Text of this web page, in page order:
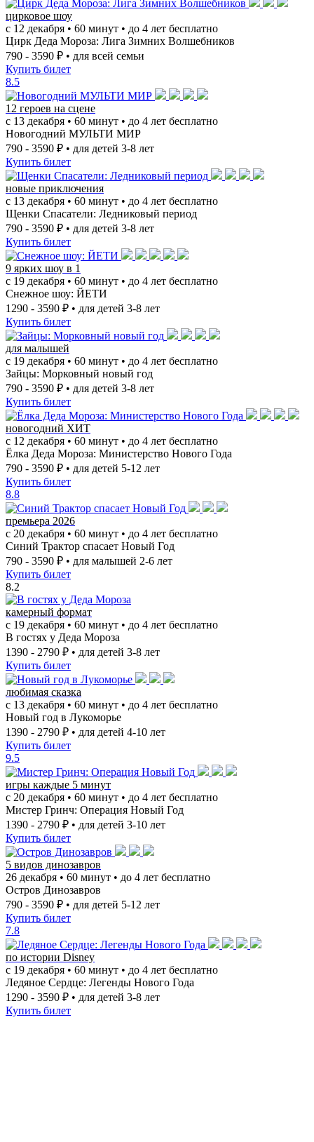
цирковое шоу
с 12 декабря • 60 минут • до 4 лет бесплатно
Цирк Деда Мороза: Лига Зимних Волшебников
790 - 3590 ₽ • для всей семьи
Купить билет
8.5
12 героев на сцене
с 13 декабря • 60 минут • до 4 лет бесплатно
Новогодний МУЛЬТИ МИР
790 - 3590 ₽ • для детей 3-8 лет
Купить билет
новые приключения
с 13 декабря • 60 минут • до 4 лет бесплатно
Щенки Спасатели: Ледниковый период
790 - 3590 ₽ • для детей 3-8 лет
Купить билет
9 ярких шоу в 1
с 19 декабря • 60 минут • до 4 лет бесплатно
Снежное шоу: ЙЕТИ
1290 - 3590 ₽ • для детей 3-8 лет
Купить билет
для малышей
с 19 декабря • 60 минут • до 4 лет бесплатно
Зайцы: Морковный новый год
790 - 3590 ₽ • для детей 3-8 лет
Купить билет
новогодний ХИТ
с 12 декабря • 60 минут • до 4 лет бесплатно
Ёлка Деда Мороза: Министерство Нового Года
790 - 3590 ₽ • для детей 5-12 лет
Купить билет
8.8
премьера 2026
c 20 декабря • 60 минут • до 4 лет бесплатно
Синий Трактор спасает Новый Год
790 - 3590 ₽ • для малышей 2-6 лет
Купить билет
8.2
камерный формат
c 19 декабря • 60 минут • до 4 лет бесплатно
В гостях у Деда Мороза
1390 - 2790 ₽ • для детей 3-8 лет
Купить билет
любимая сказка
с 13 декабря • 60 минут • до 4 лет бесплатно
Новый год в Лукоморье
1390 - 2790 ₽ • для детей 4-10 лет
Купить билет
9.5
игры каждые 5 минут
с 20 декабря • 60 минут • до 4 лет бесплатно
Мистер Гринч: Операция Новый Год
1390 - 2790 ₽ • для детей 3-10 лет
Купить билет
5 видов динозавров
26 декабря • 60 минут • до 4 лет бесплатно
Остров Динозавров
790 - 3590 ₽ • для детей 5-12 лет
Купить билет
7.8
по истории Disney
с 19 декабря • 60 минут • до 4 лет бесплатно
Ледяное Сердце: Легенды Нового Года
1290 - 3590 ₽ • для детей 3-8 лет
Купить билет